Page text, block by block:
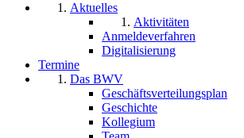
Aktuelles
Aktivitäten
Anmeldeverfahren
Digitalisierung
Termine
Das BWV
Geschäftsverteilungsplan
Geschichte
Kollegium